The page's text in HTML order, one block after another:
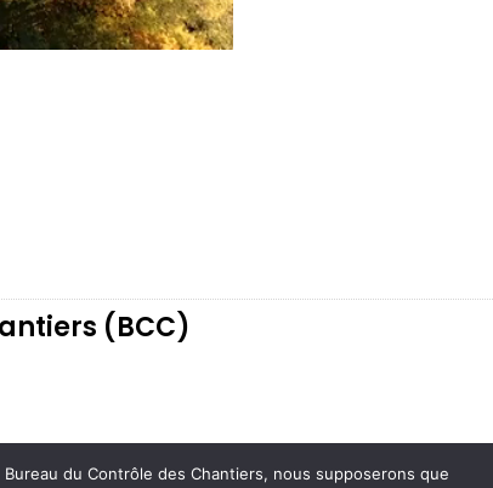
(BCC)
du Contrôle des Chantiers, nous supposerons que